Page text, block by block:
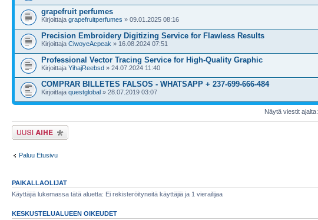
grapefruit perfumes
Kirjoittaja grapefruitperfumes » 09.01.2025 08:16
Precision Embroidery Digitizing Service for Flawless Results
Kirjoittaja CiwoyeAcpeak » 16.08.2024 07:51
Professional Vector Tracing Service for High-Quality Graphic
Kirjoittaja YihajReebsd » 24.07.2024 11:40
COMPRAR BILLETES FALSOS - WHATSAPP + 237-699-666-484
Kirjoittaja questglobal » 28.07.2019 03:07
Näytä viestit ajalta:
Lähetä uusi viesti
Paluu Etusivu
PAIKALLAOLIJAT
Käyttäjiä lukemassa tätä aluetta: Ei rekisteröityneitä käyttäjiä ja 1 vierailijaa
KESKUSTELUALUEEN OIKEUDET